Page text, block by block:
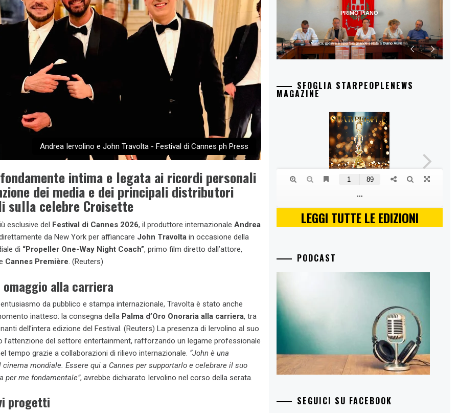
Andrea Iervolino e John Travolta - Festival di Cannes ph Press
intima e legata ai ricordi personali
dei media e dei principali distributori
sulla celebre Croisette
esclusive del Festival di Cannes 2026, il produttore internazionale Andrea
da New York per affiancare John Travolta in occasione della
di “Propeller One-Way Night Coach”, primo film diretto dall’attore,
Cannes Première. (Reuters)
omaggio alla carriera
da pubblico e stampa internazionale, Travolta è stato anche
inatteso: la consegna della Palma d’Oro Onoraria alla carriera, tra
dell’intera edizione del Festival. (Reuters) La presenza di Iervolino al suo
l’attenzione del settore entertainment, rafforzando un legame professionale
tempo grazie a collaborazioni di rilievo internazionale. “John è una
cinema mondiale. Essere qui a Cannes per supportarlo e celebrare il suo
per me fondamentale”, avrebbe dichiarato Iervolino nel corso della serata.
progetti
Musica, mostre e sport: la grande estate a Duino Aurisina
PRIMO PIANO
SFOGLIA STARPEOPLENEWS
MAGAZINE
LEGGI TUTTE LE EDIZIONI
PODCAST
SEGUICI SU FACEBOOK